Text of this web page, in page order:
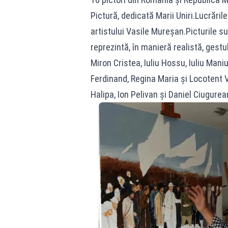
Pictură, dedicată Marii
artistului Vasile Mureșan.Picturile
reprezintă, în manieră realistă,
Miron Cristea, Iuliu Hossu, Iuliu
Ferdinand, Regina Maria și
Halipa, Ion Pelivan și Daniel